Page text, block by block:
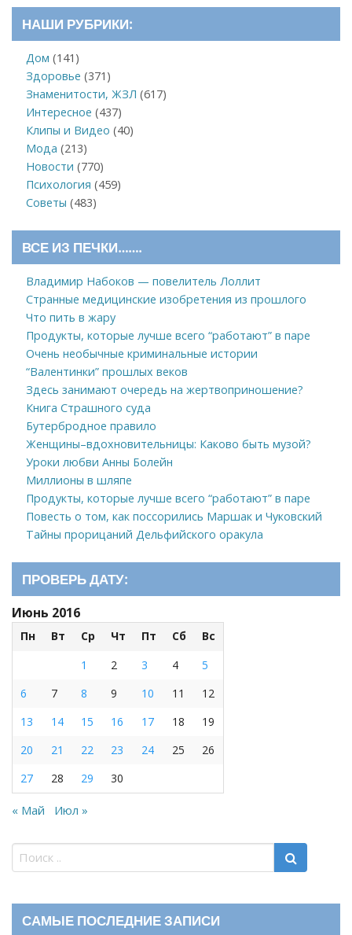
НАШИ РУБРИКИ:
Дом (141)
Здоровье (371)
Знаменитости, ЖЗЛ (617)
Интересное (437)
Клипы и Видео (40)
Мода (213)
Новости (770)
Психология (459)
Советы (483)
ВСЕ ИЗ ПЕЧКИ…….
Владимир Набоков — повелитель Лоллит
Странные медицинские изобретения из прошлого
Что пить в жару
Продукты, которые лучше всего “работают” в паре
Очень необычные криминальные истории
“Валентинки” прошлых веков
Здесь занимают очередь на жертвоприношение?
Книга Страшного суда
Бутербродное правило
Женщины–вдохновительницы: Каково быть музой?
Уроки любви Анны Болейн
Миллионы в шляпе
Продукты, которые лучше всего “работают” в паре
Повесть о том, как поссорились Маршак и Чуковский
Тайны прорицаний Дельфийского оракула
ПРОВЕРЬ ДАТУ:
Июнь 2016
Пн Вт Ср Чт Пт Сб
Вс
1
2 3 4
5
6
7 8 9 10 11
12
13
14 15 16 17 18
19
20
21 22 23 24 25
26
27
28 29 30
« Май Июл »
САМЫЕ ПОСЛЕДНИЕ ЗАПИСИ